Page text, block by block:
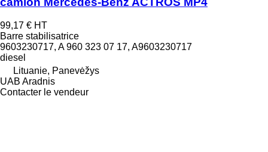
99,17 € HT
Barre stabilisatrice
9603230717, A 960 323 07 17, A9603230717
diesel
Lituanie, Panevėžys
UAB Aradnis
Contacter le vendeur